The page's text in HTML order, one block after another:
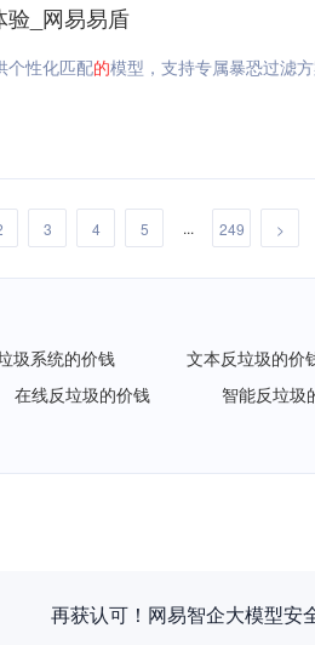
验_网易易盾
个性化匹配的模型，支持专属暴恐过滤
3 4 5 ... 249 >
圾系统的价钱
文本反垃圾的价
在线反垃圾的价钱
智能反垃圾
再获认可！网易智企大模型安